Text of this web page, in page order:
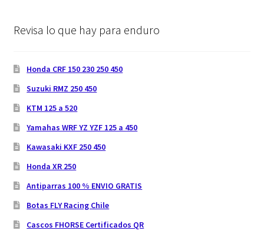
Revisa lo que hay para enduro
Honda CRF 150 230 250 450
Suzuki RMZ 250 450
KTM 125 a 520
Yamahas WRF YZ YZF 125 a 450
Kawasaki KXF 250 450
Honda XR 250
Antiparras 100 % ENVIO GRATIS
Botas FLY Racing Chile
Cascos FHORSE Certificados QR